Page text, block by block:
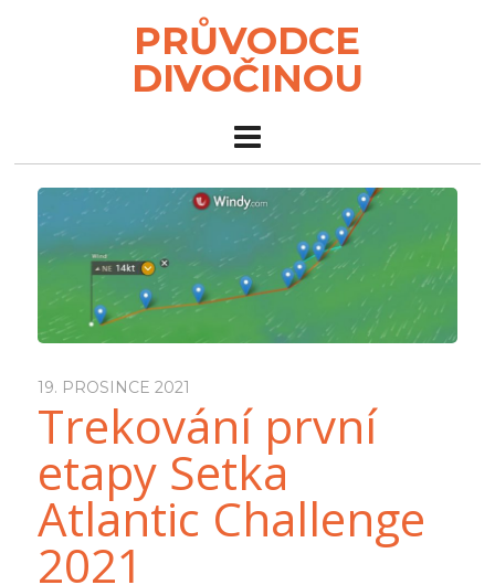
PRŮVODCE
DIVOČINOU
19. PROSINCE 2021
Trekování první
etapy Setka
Atlantic Challenge
2021